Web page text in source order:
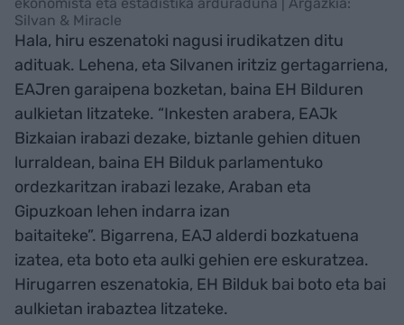
Silvan & Miracle
Hala, hiru eszenatoki nagusi irudikatzen ditu
adituak. Lehena, eta Silvanen iritziz gertagarriena,
EAJren garaipena bozketan, baina EH Bilduren
aulkietan litzateke. “Inkesten arabera, EAJk
Bizkaian irabazi dezake, biztanle gehien dituen
lurraldean, baina EH Bilduk parlamentuko
ordezkaritzan irabazi lezake, Araban eta
Gipuzkoan lehen indarra izan
baitaiteke”. Bigarrena, EAJ alderdi bozkatuena
izatea, eta boto eta aulki gehien ere eskuratzea.
Hirugarren eszenatokia, EH Bilduk bai boto eta bai
aulkietan irabaztea litzateke.